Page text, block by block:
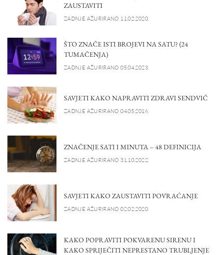
ZAUSTAVITI
ZADNJE AŽURIRANO 11.02.2020.
ŠTO ZNAČE ISTI BROJEVI NA SATU? (24
TUMAČENJA)
ZADNJE AŽURIRANO 05.04.2023.
SAVJETI KAKO NAPRAVITI ZDRAVI SENDVIČ
ZADNJE AŽURIRANO 04.05.2016.
ZNAČENJE SATI I MINUTA – 48 DEFINICIJA
ZADNJE AŽURIRANO 31.10.2022.
SAVJETI KAKO ZAUSTAVITI POVRAĆANJE
ZADNJE AŽURIRANO 02.02.2020.
KAKO POPRAVITI POKVARENU SIRENU I
KAKO SPRIJEČITI NEPRESTANO TRUBLJENJE